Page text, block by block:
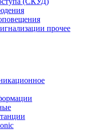
прочее